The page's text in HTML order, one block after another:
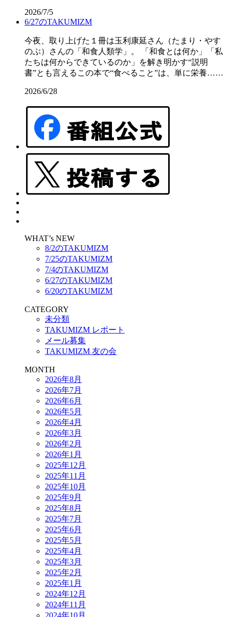
2026/7/5
6/27のTAKUMIZM
今夜、取り上げた１冊は玉利康延さん（たまり・やす
のぶ）さんの「和食人類学」。 「和食とは何か」「私
たちは何からできているのか」を解き明かす“説明
書”とも言えるこの本で“食べること”は、単に栄養……
2026/6/28
WHAT’s NEW
8/2のTAKUMIZM
7/25のTAKUMIZM
7/4のTAKUMIZM
6/27のTAKUMIZM
6/20のTAKUMIZM
CATEGORY
未分類
TAKUMIZM レポート
メール募集
TAKUMIZM 友の会
MONTH
2026年8月
2026年7月
2026年6月
2026年5月
2026年4月
2026年3月
2026年2月
2026年1月
2025年12月
2025年11月
2025年10月
2025年9月
2025年8月
2025年7月
2025年6月
2025年5月
2025年4月
2025年3月
2025年2月
2025年1月
2024年12月
2024年11月